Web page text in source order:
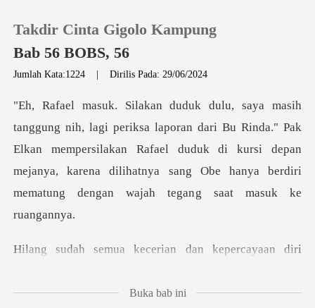
0
Pengisian Ulang
Takdir Cinta Gigolo Kampung
Bab 56 BOBS, 56
Jumlah Kata:1224 |Dirilis Pada: 29/06/2024
dari Bu Rinda." Pak
Elkan mempersilakan Rafael duduk di kursi depan
mejanya, karena d
n kepercayaan diri
Buka bab ini